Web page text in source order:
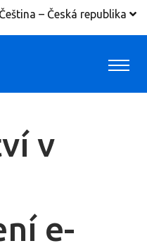
Čeština – Česká republika
v
e-